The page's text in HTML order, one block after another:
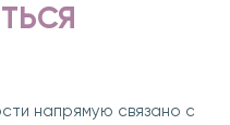
напрямую связано с